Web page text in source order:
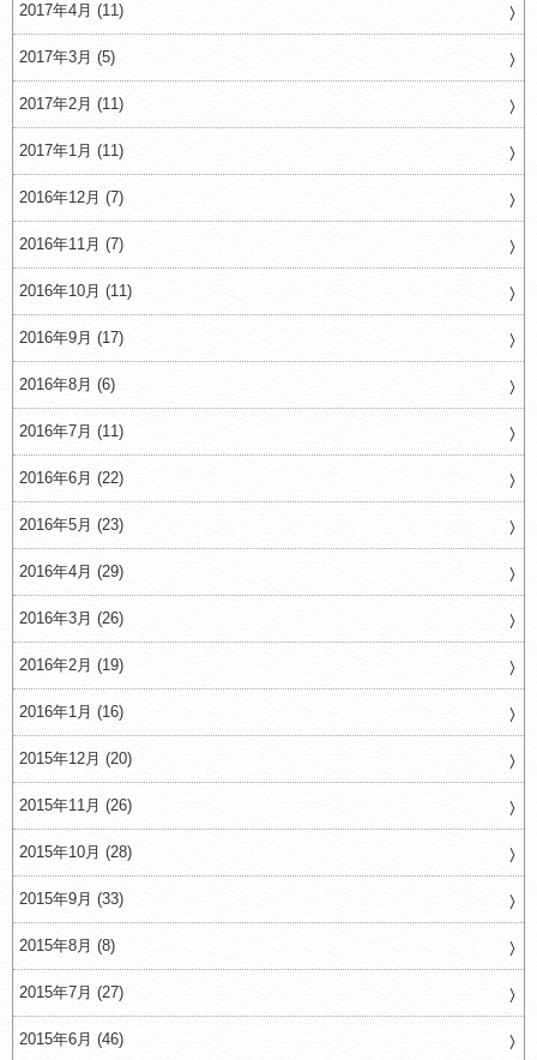
2017年4月 (11)
2017年3月 (5)
2017年2月 (11)
2017年1月 (11)
2016年12月 (7)
2016年11月 (7)
2016年10月 (11)
2016年9月 (17)
2016年8月 (6)
2016年7月 (11)
2016年6月 (22)
2016年5月 (23)
2016年4月 (29)
2016年3月 (26)
2016年2月 (19)
2016年1月 (16)
2015年12月 (20)
2015年11月 (26)
2015年10月 (28)
2015年9月 (33)
2015年8月 (8)
2015年7月 (27)
2015年6月 (46)